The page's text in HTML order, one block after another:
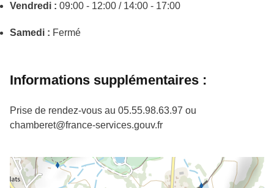
Vendredi : 09:00 - 12:00 / 14:00 - 17:00
Samedi : Fermé
Informations supplémentaires :
Prise de rendez-vous au 05.55.98.63.97 ou
chamberet@france-services.gouv.fr